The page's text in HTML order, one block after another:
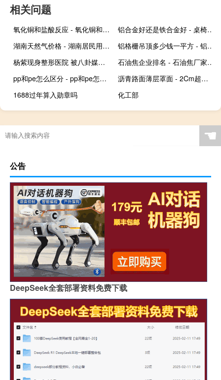
相关问题
氧化铜和盐酸反应 - 氧化铜和稀盐酸反应要不要加热
铝合金好还是铁合金好 - 桌椅铝合金好还是铁合金好
湖南天然气价格 - 湖南居民用天然气价格
铝格栅吊顶多少钱一平方 - 铝合金格栅吊顶多少钱一平米
杨紫现身整形医院 被八卦媒体曝光照片曝光（图）
石油焦企业排名 - 石油焦厂家排名
pp和pe怎么区分 - pp和pe怎么分辨出来
沥青路面薄层罩面 - 2Cm超薄罩面沥青
1688过年算入勋章吗
化工部
☚
公告
DeepSeek全套部署资料免费下载